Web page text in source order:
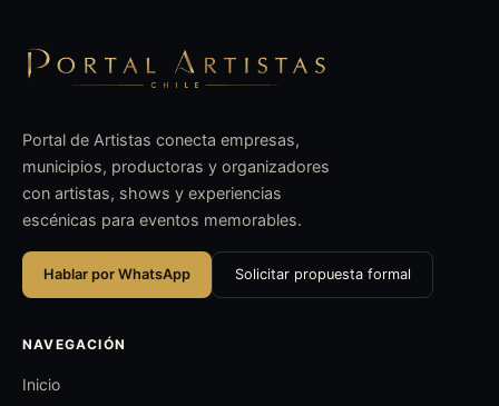
Portal de Artistas conecta empresas,
municipios, productoras y organizadores
con artistas, shows y experiencias
escénicas para eventos memorables.
Hablar por WhatsApp Solicitar propuesta formal
NAVEGACIÓN
Inicio